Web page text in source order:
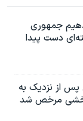
جمهوری
دست پیدا
از نزدیک به
مرخص شد